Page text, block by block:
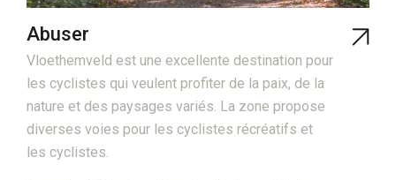
Abuser
Vloethemveld est une excellente destination pour
les cyclistes qui veulent profiter de la paix, de la
nature et des paysages variés. La zone propose
diverses voies pour les cyclistes récréatifs et
les cyclistes.